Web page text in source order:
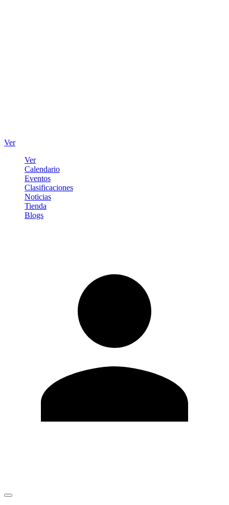
Ver
Ver
Calendario
Eventos
Clasificaciones
Noticias
Tienda
Blogs